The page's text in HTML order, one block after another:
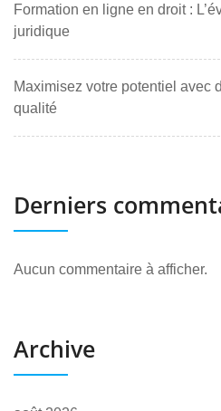
Formation en ligne en droit :
juridique
Maximisez votre potentiel avec
qualité
Derniers
Aucun commentaire à afficher.
Archive